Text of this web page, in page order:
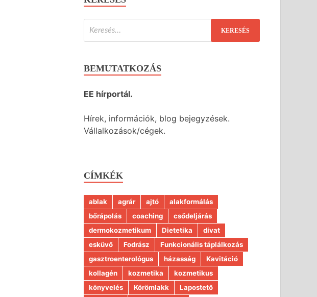
BEMUTATKOZÁS
EE hírportál.
Hírek, információk, blog bejegyzések.
Vállalkozások/cégek.
CÍMKÉK
ablak agrár ajtó
alakformálás
bőrápolás
coaching
csődeljárás
dermokozmetikum
Dietetika
divat
esküvő
Fodrász
Funkcionális táplálkozás
gasztroenterológus
házasság
Kavitáció
kollagén
kozmetika
kozmetikus
könyvelés
Körömlakk
Lapostető